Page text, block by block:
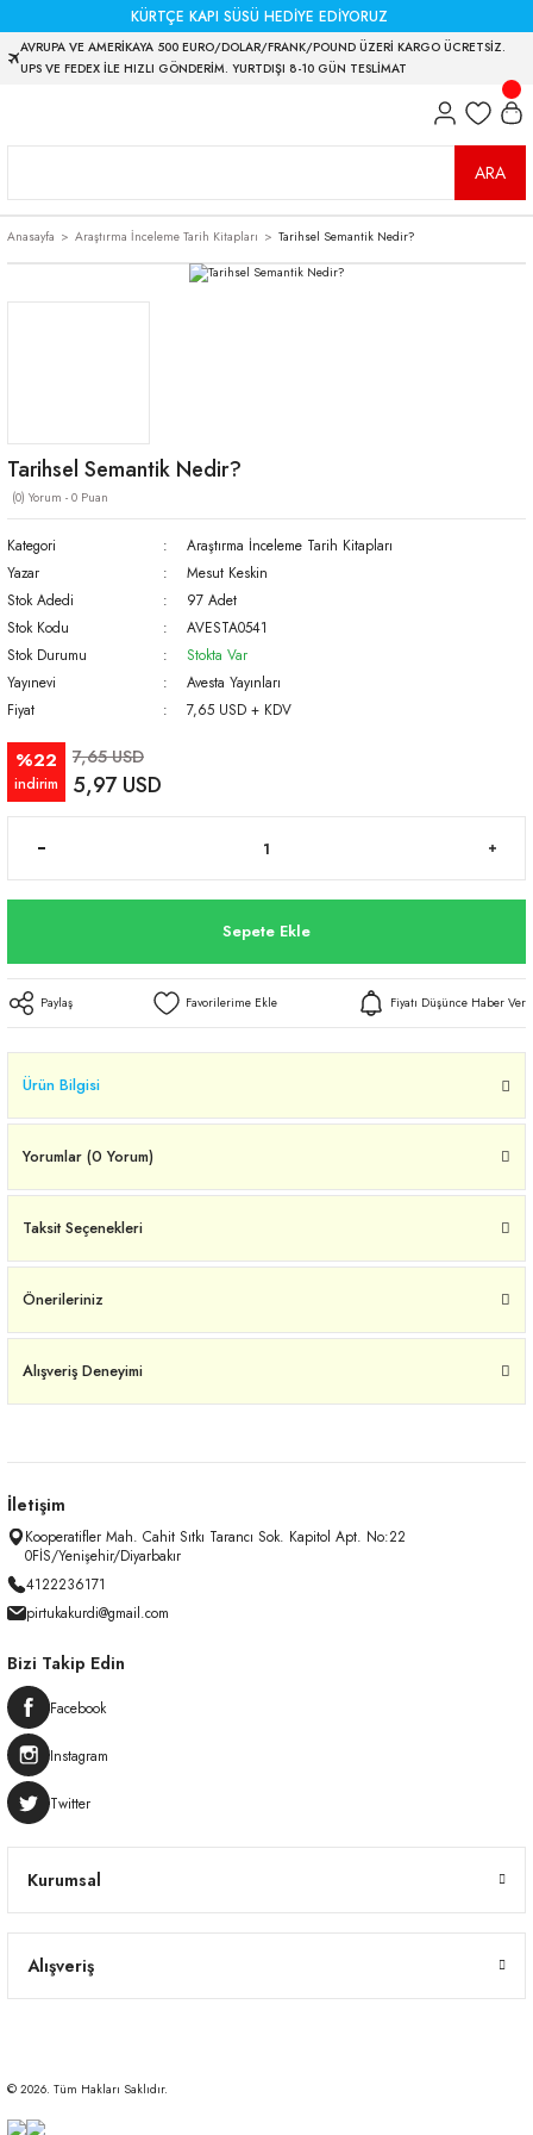
KÜRTÇE KAPI SÜSÜ HEDİYE EDİYORUZ
AVRUPA VE AMERİKAYA 500 EURO/DOLAR/FRANK/POUND ÜZERİ KARGO ÜCRETSİZ.
UPS VE FEDEX İLE HIZLI GÖNDERİM. YURTDIŞI 8-10 GÜN TESLİMAT
ARA
Anasayfa Araştırma İnceleme Tarih Kitapları Tarihsel Semantik Nedir?
Tarihsel Semantik Nedir?
(0) Yorum - 0 Puan
Kategori
Araştırma İnceleme Tarih Kitapları
Yazar
Mesut Keskin
Stok Adedi
97 Adet
Stok Kodu
AVESTA0541
Stok Durumu
Stokta Var
Yayınevi
Avesta Yayınları
Fiyat
7,65 USD + KDV
%22
indirim
7,65 USD
5,97 USD
Sepete Ekle
Paylaş Fiyatı Düşünce Haber Ver
Ürün Bilgisi
Yorumlar (0 Yorum)
Taksit Seçenekleri
Önerileriniz
Alışveriş Deneyimi
İletişim
Kooperatifler Mah. Cahit Sıtkı Tarancı Sok. Kapitol Apt. No:22
0FİS/Yenişehir/Diyarbakır
4122236171
pirtukakurdi@gmail.com
Kurumsal
Alışveriş
Bizi Takip Edin
Facebook
Instagram
Twitter
© 2026. Tüm Hakları Saklıdır.